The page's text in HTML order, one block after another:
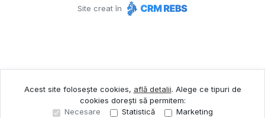
Site creat în
Acest site folosește cookies, află detalii. Alege ce tipuri de
cookies dorești să permitem:
Necesare
Statistică Marketing